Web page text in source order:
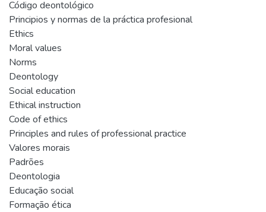
Código deontológico
Principios y normas de la práctica profesional
Ethics
Moral values
Norms
Deontology
Social education
Ethical instruction
Code of ethics
Principles and rules of professional practice
Valores morais
Padrões
Deontologia
Educação social
Formação ética